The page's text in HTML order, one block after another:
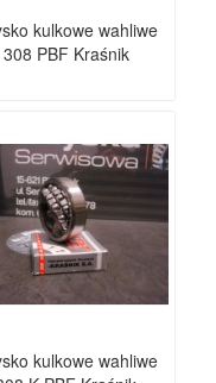
kulkowe wahliwe
PBF Kraśnik
kulkowe wahliwe